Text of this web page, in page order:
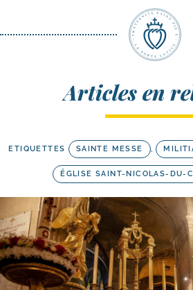
Articles en
ETIQUETTES SAINTE MESSE ,
ÉGLISE SAINT-NICOLAS-DU-